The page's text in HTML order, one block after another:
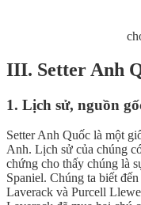
III. Setter Anh
1. Lịch sử, nguồn
Setter Anh Quốc là một
Anh. Lịch sử của chúng
chứng cho thấy chúng là
Spaniel. Chúng ta biết
Laverack và Purcell